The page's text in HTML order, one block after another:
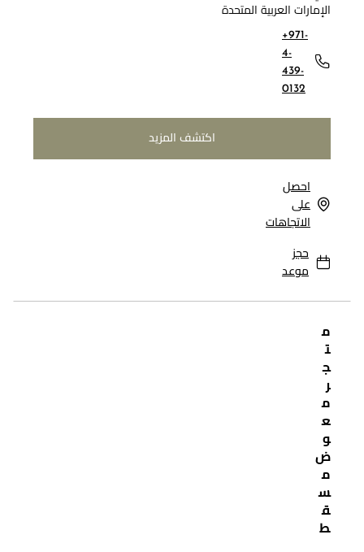
الإمارات العربية المتحدة
+971-
4-
439-
0132
اكتشف المزيد
احصل
على
الاتجاهات
حجز
موعد
م
ت
ج
ر
م
ع
و
ض
م
س
ق
ط